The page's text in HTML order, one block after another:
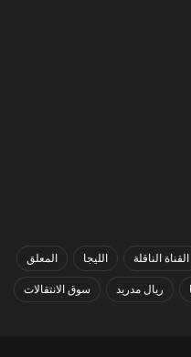
القناة الناقلة الليجا المعلق
ريال مدريد سوق الانتقالات